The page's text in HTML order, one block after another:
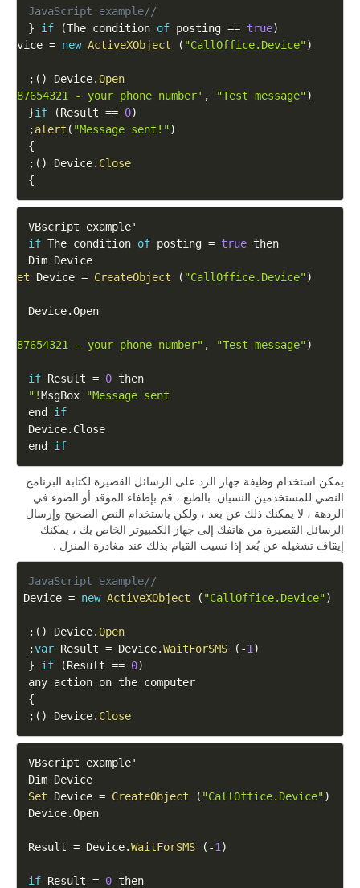
//JavaScript example
if
(The condition of posting == true)
{
Device = new ActiveXObject ( "CallOffice.Device")
Device.Open
(
)
;
- your phone number' , "Test message")
if
(Result == 0)
{
alert ( "Message sent!")
;
}
Device. Close
(
)
;
}
'
VBscript example
if The condition of posting = true
Dim Device
Set
Device = CreateObject ( "CallOffice.Device")
Device.Open
- your phone number" , "Test message")
if Result = 0
MsgBox
"Message sent!"
if
Device. Close
end if
يمكن استخدام وظيفة جهاز الرد على الرسائل القصيرة لكتابة البرنامج
النصي للمستخدمين النسيان. بالطبع ، قم بإطفاء الموقد أو الضوء في
الردهة ، لا يمكنك ذلك عن بعد ، ولكن باستخدام النص الصحيح وإرسال
الرسائل القصيرة من هاتفك إلى جهاز الكمبيوتر الخاص بك ، يمكنك
إيقاف تشغيله عن بُعد إذا نسيت القيام بذلك عند مغادرة المنزل .
//JavaScript example
Device = new ActiveXObject ( "CallOffice.Device")
Device.Open
(
)
;
var Result = Device.WaitForSMS ( -1 )
;
if
(Result == 0)
{
}
Device. Close
(
)
;
'
VBscript example
Dim Device
Set
Device = CreateObject ( "CallOffice.Device")
Device.Open
Result = Device.WaitForSMS ( -1 )
if Result = 0